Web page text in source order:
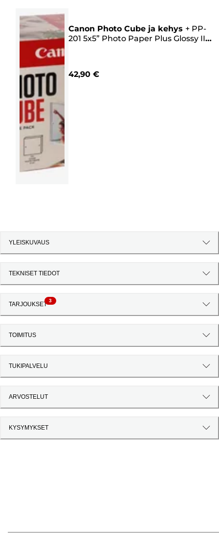
Canon Photo Cube ja kehys + PP-
201 5x5” Photo Paper Plus Glossy II
42,90 €
YLEISKUVAUS
TEKNISET TIEDOT
TARJOUKSET
3
TOIMITUS
TUKIPALVELU
ARVOSTELUT
KYSYMYKSET